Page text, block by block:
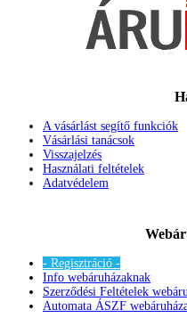
A vásárlást segítő funkciók
Vásárlási tanácsok
Visszajelzés
Használati feltételek
Adatvédelem
- Regisztráció -
Info webáruházaknak
Szerződési Feltételek
Automata ÁSZF